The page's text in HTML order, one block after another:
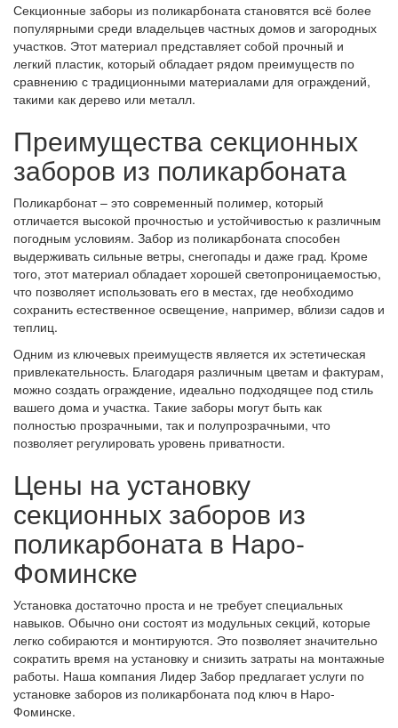
Секционные заборы из поликарбоната становятся всё более
популярными среди владельцев частных домов и загородных
участков. Этот материал представляет собой прочный и
легкий пластик, который обладает рядом преимуществ по
сравнению с традиционными материалами для ограждений,
такими как дерево или металл.
Преимущества секционных
заборов из поликарбоната
Поликарбонат – это современный полимер, который
отличается высокой прочностью и устойчивостью к различным
погодным условиям. Забор из поликарбоната способен
выдерживать сильные ветры, снегопады и даже град. Кроме
того, этот материал обладает хорошей светопроницаемостью,
что позволяет использовать его в местах, где необходимо
сохранить естественное освещение, например, вблизи садов и
теплиц.
Одним из ключевых преимуществ является их эстетическая
привлекательность. Благодаря различным цветам и фактурам,
можно создать ограждение, идеально подходящее под стиль
вашего дома и участка. Такие заборы могут быть как
полностью прозрачными, так и полупрозрачными, что
позволяет регулировать уровень приватности.
Цены на установку
секционных заборов из
поликарбоната в Наро-
Фоминске
Установка достаточно проста и не требует специальных
навыков. Обычно они состоят из модульных секций, которые
легко собираются и монтируются. Это позволяет значительно
сократить время на установку и снизить затраты на монтажные
работы. Наша компания Лидер Забор предлагает услуги по
установке заборов из поликарбоната под ключ в Наро-
Фоминске.